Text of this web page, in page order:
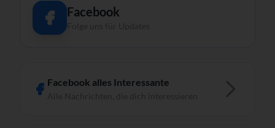
Facebook
Facebook alles Interessante